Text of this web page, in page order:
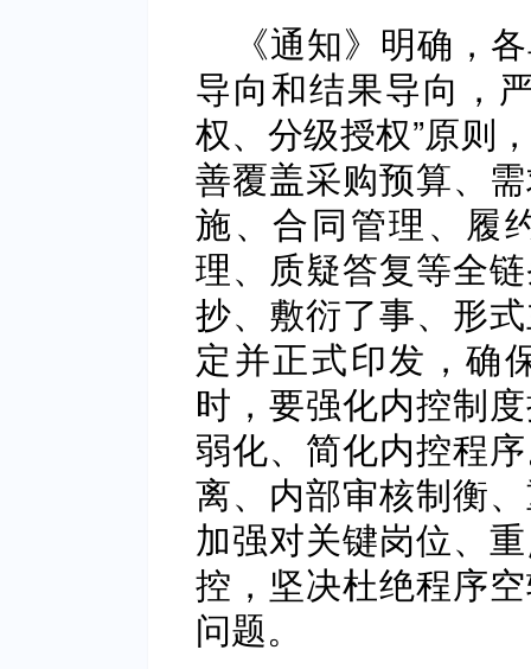
《通知》明确，
导向和结果导向，
权、分级授权”原则
善覆盖采购预算、
施、合同管理、履
理、质疑答复等全
抄、敷衍了事、形
定并正式印发，确
时，要强化内控制
弱化、简化内控程
离、内部审核制衡
加强对关键岗位、
控，坚决杜绝程序
问题。